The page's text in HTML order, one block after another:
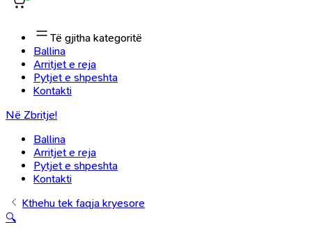
Të gjitha kategoritë
Ballina
Arritjet e reja
Pytjet e shpeshta
Kontakti
Në Zbritje!
Ballina
Arritjet e reja
Pytjet e shpeshta
Kontakti
Kthehu tek faqja kryesore
🔍